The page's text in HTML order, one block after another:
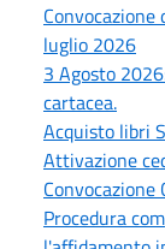
luglio 2026
3 Agosto
cartacea.
Acquisto libri
Attivazione
Procedura